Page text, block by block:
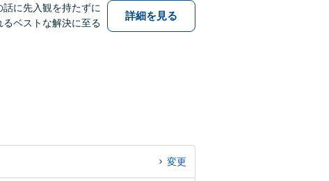
に先入観を持たずに
ベストな解決に至る
詳細を見る
変更